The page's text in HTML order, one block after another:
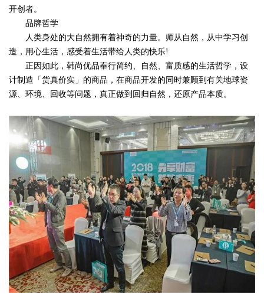
开创者。
品牌哲学
人类身处的大自然拥有着神奇的力量。师从自然，从中学习创
造，用心生活，感受着生活带给人类的快乐!
正因如此，韩尚优品奉行简约、自然、富质感的生活哲学，设
计制造「货真价实」的商品，在商品开发的同时兼顾到有关地球资
源、环境、回收等问题，真正做到回归自然，还原产品本质。